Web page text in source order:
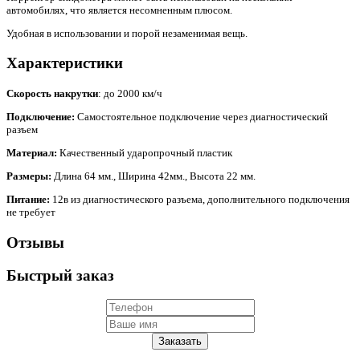
автомобилях, что является несомненным плюсом.
Удобная в использовании и порой незаменимая вещь.
Характеристики
Скорость накрутки: до 2000 км/ч
Подключение: Самостоятельное подключение через диагностический
разъем
Материал: Качественный ударопрочный пластик
Размеры: Длина 64 мм., Ширина 42мм., Высота 22 мм.
Питание: 12в из диагностического разъема, дополнительного подключения
не требует
Отзывы
Быстрый заказ
Заказать